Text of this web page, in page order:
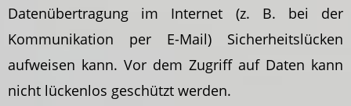
Datenübertragung im Internet (z. B. bei der
Kommunikation per E-Mail) Sicherheitslücken
aufweisen kann. Vor dem Zugriff auf Daten kann
nicht lückenlos geschützt werden.